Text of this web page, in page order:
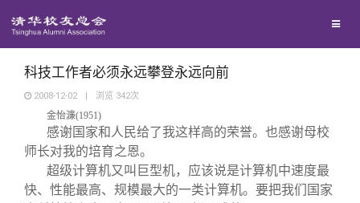
西南联大校友会
义工计划
新媒体平台
青春风采
校友讲坛
科技工作者必须永远攀登永远向前
2008-12-02 | 浏览 342次
金怡濂(1951)
感谢国家和人民给了我这样高的荣誉。也感谢母校
师长对我的培育之恩。
超级计算机又叫巨型机，应该说是计算机中速度最
快、性能最高、规模最大的一类计算机。要把我们国家